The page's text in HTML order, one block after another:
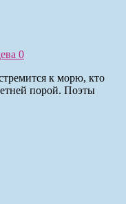
0
к морю, кто
порой. Поэты